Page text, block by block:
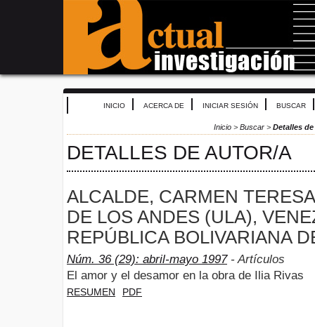
INICIO ACERCA DE INICIAR SESIÓN BUSCAR
Inicio > Buscar > Detalles
DETALLES DE AUTOR/A
ALCALDE, CARMEN
DE LOS ANDES (ULA),
REPÚBLICA BOLIVARIANA
Núm. 36 (29): abril-mayo 1997- Artículos
El amor y el desamor en la obra de Ilia Rivas
RESUMEN PDF